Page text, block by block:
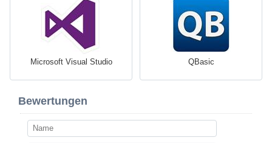
Microsoft Visual Studio QBasic
Bewertungen